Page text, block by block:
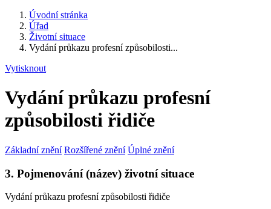
Úvodní stránka
Úřad
Životní situace
Vydání průkazu profesní způsobilosti...
Vytisknout
Vydání průkazu profesní
způsobilosti řidiče
Základní znění Rozšířené znění Úplné znění
3. Pojmenování (název) životní situace
Vydání průkazu profesní způsobilosti řidiče